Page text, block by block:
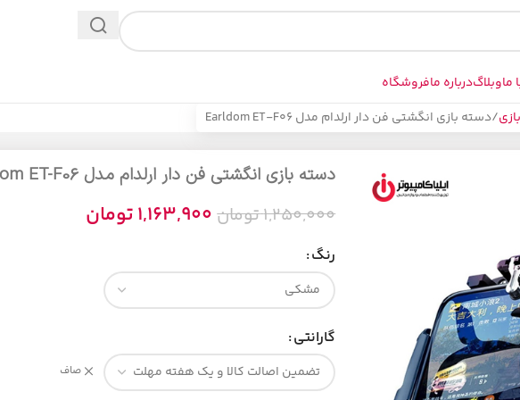
ماوبلاگدرباره مافروشگاه
دسته بازی انگشتی فن دار ارلدام مدل Earldom ET-F06
دسته بازی انگشتی فن دار ارلدام مدل Earldom ET-F06
1,250,000تومان 1,163,900تومان
رنگ
گارانتی
صاف